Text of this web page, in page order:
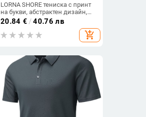
LORNA SHORE тениска с принт
на букви, абстрактен дизайн,
кръгло деколте, термопечат,
чист памук
20.84 € /40.76 лв
add_shopping_cart